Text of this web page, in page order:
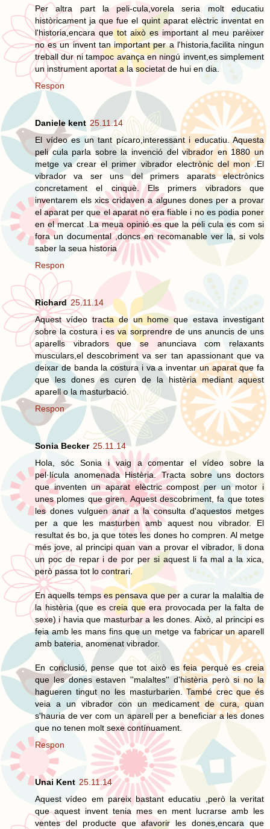
Per altra part la peli-cula,vorela seria molt educatiu
històricament ja que fue el quint aparat elèctric inventat en
l'historia,encara que tot això es important al meu parèixer
no es un invent tan important per a l'historia,facilita ningun
treball dur ni tampoc avança en ningú invent,es simplement
un instrument aportat a la societat de hui en dia.
Respon
Daniele kent 25.11.14
El vídeo es un tant pícaro,interessant i educatiu. Aquesta
peli cula parla sobre la invenció del vibrador en 1880 un
metge va crear el primer vibrador electrònic del mon .El
vibrador va ser uns del primers aparats electrònics
concretament el cinquè. Els primers vibradors que
inventarem els xics cridaven a algunes dones per a provar
el aparat per que el aparat no era fiable i no es podia poner
en el mercat .La meua opinió es que la peli cula es com si
fora un documental ,doncs en recomanable ver la, si vols
saber la seua historia
Respon
Richard 25.11.14
Aquest vídeo tracta de un home que estava investigant
sobre la costura i es va sorprendre de uns anuncis de uns
aparells vibradors que se anunciava com relaxants
musculars,el descobriment va ser tan apassionant que va
deixar de banda la costura i va a inventar un aparat que fa
que les dones es curen de la histèria mediant aquest
aparell o la masturbació.
Respon
Sonia Becker 25.11.14
Hola, sóc Sonia i vaig a comentar el vídeo sobre la
pel·lícula anomenada Histèria. Tracta sobre uns doctors
que inventen un aparat elèctric compost per un motor i
unes plomes que giren. Aquest descobriment, fa que totes
les dones vulguen anar a la consulta d'aquestos metges
per a que les masturben amb aquest nou vibrador. El
resultat és bo, ja que totes les dones ho compren. Al metge
més jove, al principi quan van a provar el vibrador, li dona
un poc de repar i de por per si aquest li fa mal a la xica,
però passa tot lo contrari.
En aquells temps es pensava que per a curar la malaltia de
la histèria (que es creia que era provocada per la falta de
sexe) i havia que masturbar a les dones. Això, al principi es
feia amb les mans fins que un metge va fabricar un aparell
amb bateria, anomenat vibrador.
En conclusió, pense que tot això es feia perquè es creia
que les dones estaven ''malaltes'' d'histèria però si no la
hagueren tingut no les masturbarien. També crec que és
veia a un vibrador con un medicament de cura, quan
s'hauria de ver com un aparell per a beneficiar a les dones
que no tenen molt sexe contínuament.
Respon
Unai Kent 25.11.14
Aquest vídeo em pareix bastant educatiu ,però la veritat
que aquest invent tenia mes en ment lucrarse amb les
ventes del producte que afavorir les dones,encara que